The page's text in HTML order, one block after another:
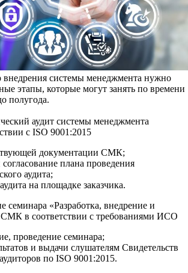
внедрения системы менеджмента нужно
этапы, которые могут занять по времени
полугода.
аудит системы менеджмента
с ISO 9001:2015
документации СМК;
согласование плана проведения
аудита;
на площадке заказчика.
семинара «Разработка, внедрение и
СМК в соответствии с требованиями ИСО
проведение семинара;
и выдачи слушателям Свидетельств
по ISO 9001:2015.